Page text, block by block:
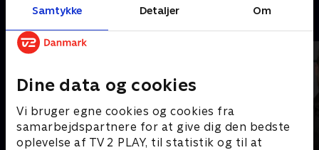
Samtykke Detaljer Om
Dine data og cookies
Vi bruger egne cookies og cookies fra
samarbejdspartnere for at give dig den bedste
oplevelse af TV 2 PLAY, til statistik og til at
sarkasme.
Andre så også